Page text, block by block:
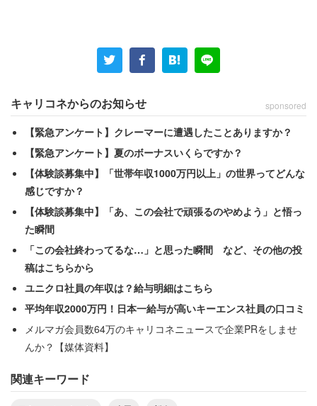
キャリコネからのお知らせ sponsored
【緊急アンケート】クレーマーに遭遇したことありますか？
【緊急アンケート】夏のボーナスいくらですか？
【体験談募集中】「世帯年収1000万円以上」の世界ってどんな
感じですか？
【体験談募集中】「あ、この会社で頑張るのやめよう」と悟っ
た瞬間
「この会社終わってるな…」と思った瞬間 など、その他の投
稿はこちらから
ユニクロ社員の年収は？給与明細はこちら
平均年収2000万円！日本一給与が高いキーエンス社員の口コミ
メルマガ会員数64万のキャリコネニュースで企業PRをしませ
んか？【媒体資料】
関連キーワード